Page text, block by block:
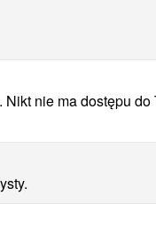
nie ma dostępu do